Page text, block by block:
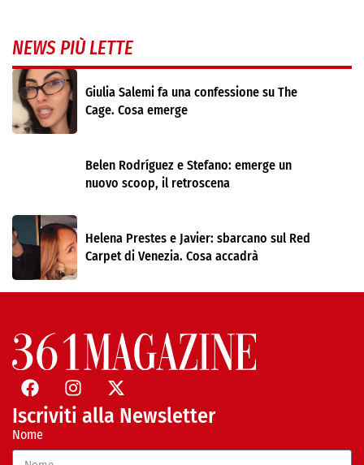
NEWS PIÙ LETTE
Giulia Salemi fa una confessione su The
Cage. Cosa emerge
Belen Rodríguez e Stefano: emerge un
nuovo scoop, il retroscena
Helena Prestes e Javier: sbarcano sul Red
Carpet di Venezia. Cosa accadrà
Iscriviti alla Newsletter
Nome